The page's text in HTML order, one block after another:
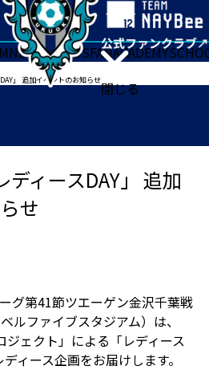
閉じる
NEWSGOODSFANACADEMY
」 追加イベントのお知らせ
ィースDAY」 追加
せ
グ第41節ツエーゲン金沢千葉戦
ルファイブスタジアム）は、
ジェクト」による「レディース
ィース企画をお届けします。